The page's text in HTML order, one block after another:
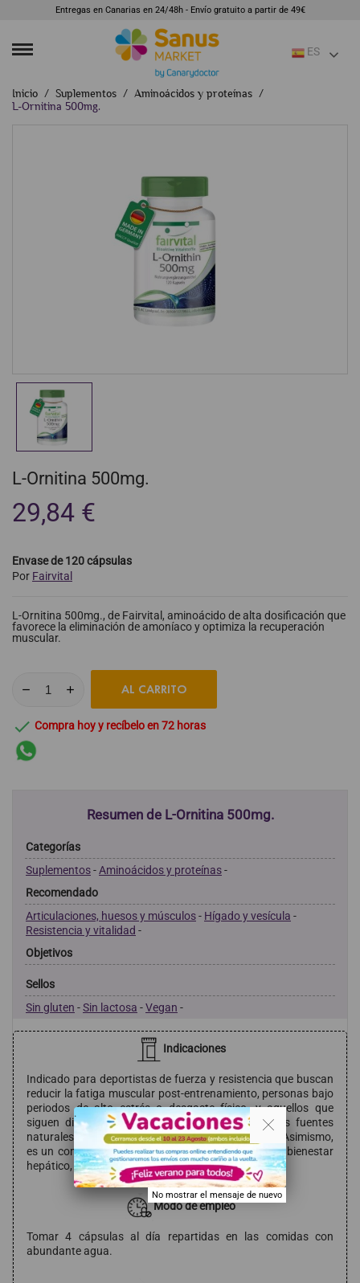
Entregas en Canarias en 24/48h - Envío gratuito a partir de 49€
ES
Inicio Suplementos
Aminoácidos y proteínas
L-Ornitina 500mg.
L-Ornitina 500mg.
29,84 €
Envase de 120 cápsulas
Por Fairvital
L-Ornitina 500mg., de Fairvital, aminoácido de alta dosificación que
favorece la eliminación de amoníaco y optimiza la recuperación
muscular.
AL CARRITO
 Compra hoy y recíbelo en 72 horas
Resumen de L-Ornitina 500mg.
Categorías
Suplementos-Aminoácidos y proteínas-
Recomendado
Articulaciones, huesos y músculos- Hígado y vesícula -
Resistencia y vitalidad -
Objetivos
Sellos
Sin gluten -Sin lactosa -Vegan -
Indicaciones
Indicado para deportistas de fuerza y resistencia que buscan
reducir la fatiga muscular post-entrenamiento, personas bajo
periodos de alto estrés o desgaste físico, y aquellos que
siguen dietas vegetarianas o veganas (donde las fuentes
naturales de este aminoácido son muy escasas). Asimismo,
es un componente muy valorado en estrategias de bienestar
hepático, tónico de energía y apoyo antiedad.
Modo de empleo
Tomar 4 cápsulas al día repartidas en las comidas con
abundante agua.
. .
No mostrar el mensaje de nuevo